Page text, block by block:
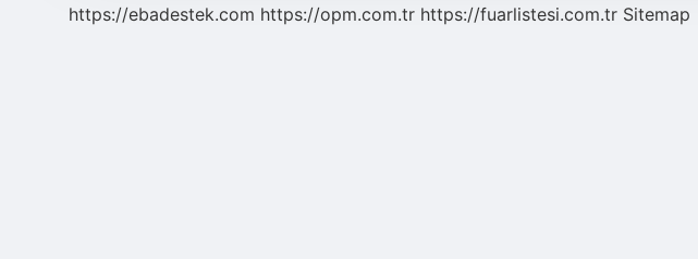
https://ebadestek.com https://opm.com.tr https://fuarlistesi.com.tr Sitemap